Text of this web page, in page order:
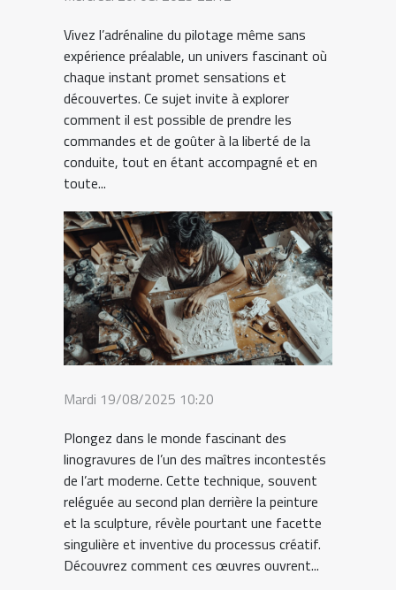
Vivez l’adrénaline du pilotage même sans
expérience préalable, un univers fascinant où
chaque instant promet sensations et
découvertes. Ce sujet invite à explorer
comment il est possible de prendre les
commandes et de goûter à la liberté de la
conduite, tout en étant accompagné et en
toute...
Mardi 19/08/2025 10:20
Plongez dans le monde fascinant des
linogravures de l’un des maîtres incontestés
de l’art moderne. Cette technique, souvent
reléguée au second plan derrière la peinture
et la sculpture, révèle pourtant une facette
singulière et inventive du processus créatif.
Découvrez comment ces œuvres ouvrent...